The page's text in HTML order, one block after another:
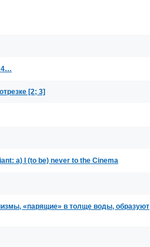
4…
[2; 3]
a) I (to be) never to the Cinema
«парящие» в толще воды, образуют